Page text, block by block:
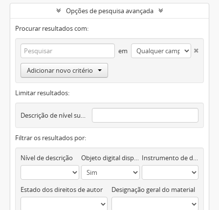
Opções de pesquisa avançada
Procurar resultados com:
em
Adicionar novo critério
Limitar resultados:
Descrição de nível superior
Filtrar os resultados por:
Nível de descrição Objeto digital disponível Instrumento de descrição documental
Estado dos direitos de autor Designação geral do material